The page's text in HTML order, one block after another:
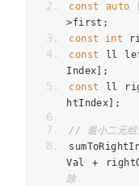
const
auto
>first ;
const
int
const
ll
Index ];
const
ll
htIndex ];
// 最小二元组
Val
+
除